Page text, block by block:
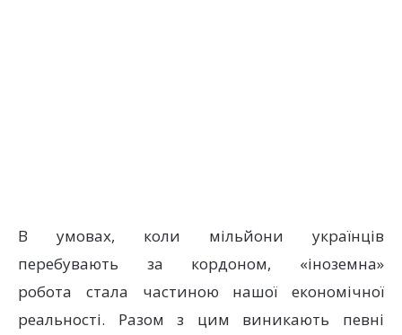
В умовах, коли мільйони українців
перебувають за кордоном, «іноземна»
робота стала частиною нашої економічної
реальності. Разом з цим виникають певні